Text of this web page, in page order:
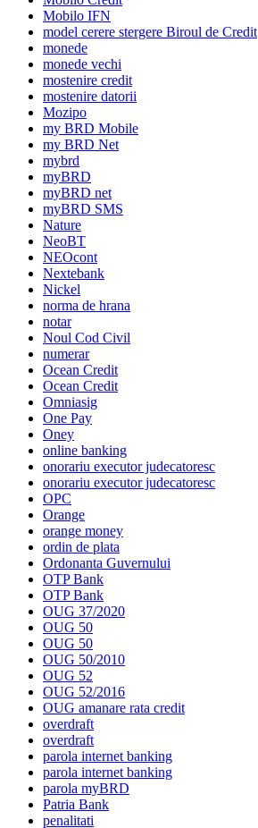
Mobilo IFN
model cerere stergere Biroul de Credit
monede
monede vechi
mostenire credit
mostenire datorii
Mozipo
my BRD Mobile
my BRD Net
mybrd
myBRD
myBRD net
myBRD SMS
Nature
NeoBT
NEOcont
Nextebank
Nickel
norma de hrana
notar
Noul Cod Civil
numerar
Ocean Credit
Ocean Credit
Omniasig
One Pay
Oney
online banking
onorariu executor judecatoresc
onorariu executor judecatoresc
OPC
Orange
orange money
ordin de plata
Ordonanta Guvernului
OTP Bank
OTP Bank
OUG 37/2020
OUG 50
OUG 50
OUG 50/2010
OUG 52
OUG 52/2016
OUG amanare rata credit
overdraft
overdraft
parola internet banking
parola internet banking
parola myBRD
Patria Bank
penalitati